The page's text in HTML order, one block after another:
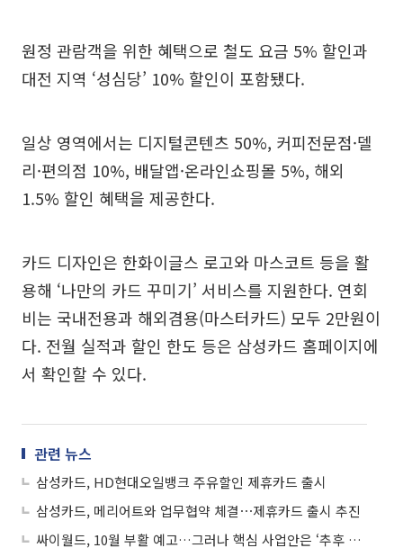
원정 관람객을 위한 혜택으로 철도 요금 5% 할인과
대전 지역 ‘성심당’ 10% 할인이 포함됐다.
일상 영역에서는 디지털콘텐츠 50%, 커피전문점·델
리·편의점 10%, 배달앱·온라인쇼핑몰 5%, 해외
1.5% 할인 혜택을 제공한다.
카드 디자인은 한화이글스 로고와 마스코트 등을 활
용해 ‘나만의 카드 꾸미기’ 서비스를 지원한다. 연회
비는 국내전용과 해외겸용(마스터카드) 모두 2만원이
다. 전월 실적과 할인 한도 등은 삼성카드 홈페이지에
서 확인할 수 있다.
관련 뉴스
삼성카드, HD현대오일뱅크 주유할인 제휴카드 출시
삼성카드, 메리어트와 업무협약 체결⋯제휴카드 출시 추진
싸이월드, 10월 부활 예고…그러나 핵심 사업안은 ‘추후 공개’